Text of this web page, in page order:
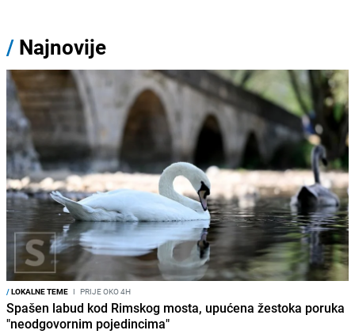
/ Najnovije
/LOKALNE TEME I PRIJE OKO 4H
Spašen labud kod Rimskog mosta, upućena žestoka poruka
"neodgovornim pojedincima"